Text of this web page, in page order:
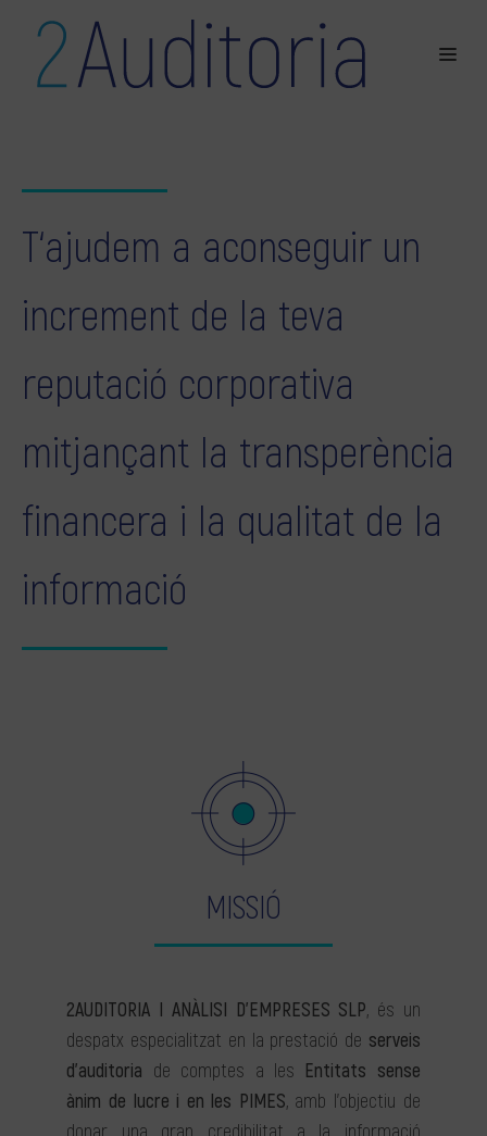
T‘ajudem a aconseguir un
increment de la teva
reputació corporativa
mitjançant la transperència
financera i la qualitat de la
informació
MISSIÓ
2AUDITORIA I ANÀLISI D’EMPRESES SLP, és un
despatx especialitzat en la prestació de serveis
d’auditoria de comptes a les Entitats sense
ànim de lucre i en les PIMES, amb l’objectiu de